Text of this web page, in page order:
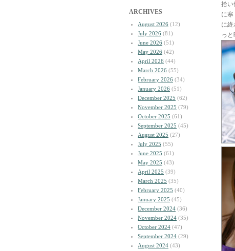
ARCHIVES
August 2026 (12)
July 2026 (81)
June 2026 (51)
May 2026 (42)
April 2026 (44)
March 2026 (55)
February 2026 (34)
January 2026 (51)
December 2025 (62)
November 2025 (79)
October 2025 (61)
September 2025 (45)
August 2025 (27)
July 2025 (55)
June 2025 (61)
May 2025 (43)
April 2025 (39)
March 2025 (35)
February 2025 (40)
January 2025 (45)
December 2024 (36)
November 2024 (35)
October 2024 (47)
September 2024 (29)
August 2024 (43)
拾い
に
に
っ